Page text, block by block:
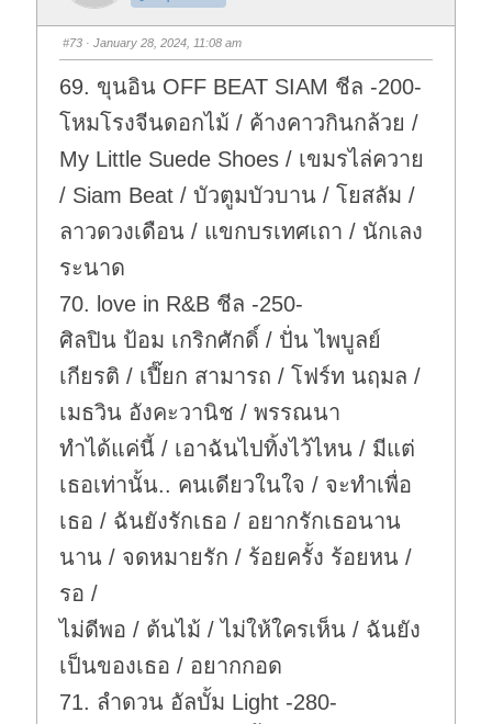
m
d
o
n
.
m
u
p
#73 · January 28, 2024, 11:08 am
69. ขุนอิน OFF BEAT SIAM ชีล -200-
โหมโรงจีนดอกไม้ / ค้างคาวกินกล้วย /
My Little Suede Shoes / เขมรไล่ควาย
/ Siam Beat / บัวตูมบัวบาน / โยสลัม /
ลาวดวงเดือน / แขกบรเทศเถา / นักเลง
ระนาด
70. love in R&B ชีล -250-
ศิลปิน ป้อม เกริกศักดิ์ / ปั่น ไพบูลย์
เกียรติ / เปี๊ยก สามารถ / โฟร์ท นฤมล /
เมธวิน อังคะวานิช / พรรณนา
ทำได้แค่นี้ / เอาฉันไปทิ้งไว้ไหน / มีแต่
เธอเท่านั้น.. คนเดียวในใจ / จะทำเพื่อ
เธอ / ฉันยังรักเธอ / อยากรักเธอนาน
นาน / จดหมายรัก / ร้อยครั้ง ร้อยหน /
รอ /
ไม่ดีพอ / ต้นไม้ / ไม่ให้ใครเห็น / ฉันยัง
เป็นของเธอ / อยากกอด
71. ลำดวน อัลบั้ม Light -280-